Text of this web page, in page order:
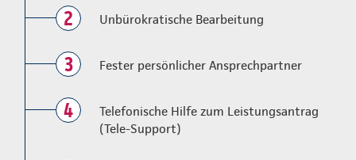
2 Unbürokratische Bearbeitung
3 Fester persönlicher Ansprechpartner
4
Telefonische Hilfe zum Leistungsantrag
(Tele-Support)